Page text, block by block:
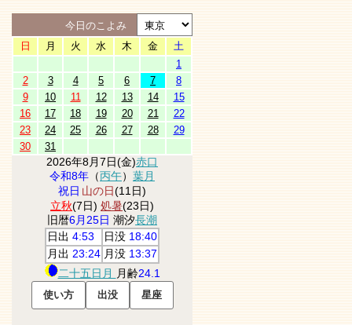
今日のこよみ
日
月 火 水 木 金
土
1
2
3 4 5 6 7
8
9
10 11 12 13 14
15
16
17 18 19 20 21
22
23
24 25 26 27 28
29
30
31
2026年8月7日(金)赤口
令和8年 （丙午） 葉月
祝日 山の日(11日)
立秋(7日) 処暑(23日)
旧暦6月25日 潮汐長潮
日出 4:53 日没 18:40
月出 23:24 月没 13:37
二十五日月 月齢24.1